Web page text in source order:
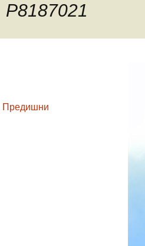
P8187021
Предишни